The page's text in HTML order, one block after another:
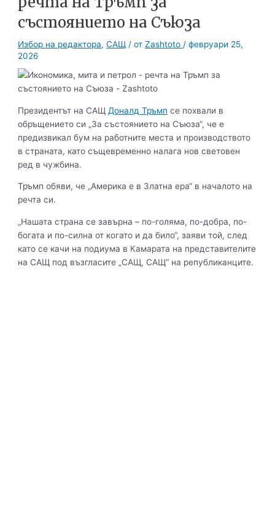
състоянието на Съюза
Избор на редактора,САЩ / от Zashtoto /февруари 25,
2026
Президентът на САЩ Доналд Тръмп се похвали в
обръщението си „За състоянието на Съюза“, че е
предизвикал бум на работните места и производството
в страната, като същевременно налага нов световен
ред в чужбина.
Тръмп обяви, че „Америка е в Златна ера“ в началото на
речта си.
„Нашата страна се завърна – по-голяма, по-добра, по-
богата и по-силна от когато и да било“, заяви той, след
като се качи на подиума в Камарата на представителите
на САЩ под възгласите „САЩ, САЩ“ на републиканците.